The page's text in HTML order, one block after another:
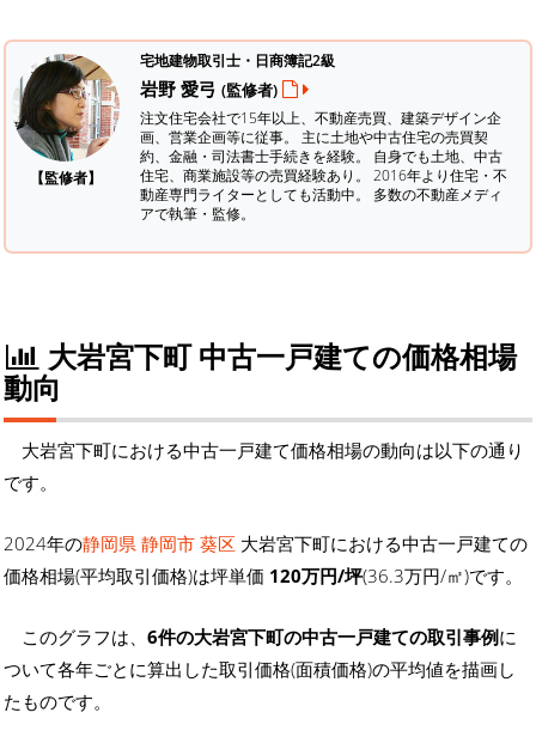
【監修者】
宅地建物取引士・日商簿記2級
岩野 愛弓 (監修者)
注文住宅会社で15年以上、不動産売買、建築デザイン企
画、営業企画等に従事。 主に土地や中古住宅の売買契
約、金融・司法書士手続きを経験。 自身でも土地、中古
住宅、商業施設等の売買経験あり。 2016年より住宅・不
動産専門ライターとしても活動中。 多数の不動産メディ
アで執筆・監修。
大岩宮下町 中古一戸建ての価格相場
動向
大岩宮下町における中古一戸建て価格相場の動向は以下の通り
です。
2024年の静岡県 静岡市 葵区 大岩宮下町における中古一戸建ての
価格相場(平均取引価格)は坪単価 120万円/坪(36.3万円/㎡)です。
このグラフは、 6件の大岩宮下町の中古一戸建ての取引事例に
ついて各年ごとに算出した取引価格(面積価格)の平均値を描画し
たものです。